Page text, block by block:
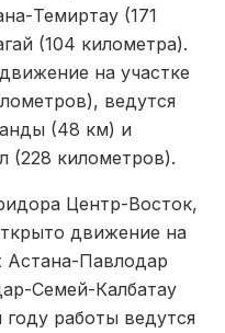
Темиртау (171
(104 километра).
на участке
ведутся
(48 км) и
(228 километров).
Центр-Восток,
движение на
Астана-Павлодар
Семей-Калбатау
работы ведутся